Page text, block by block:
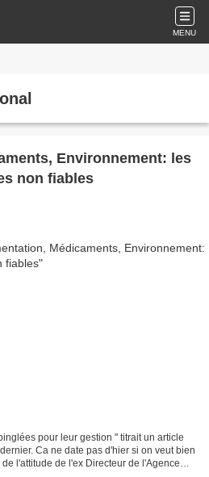
MENU
Environnement: les
non fiables
pour leur gestion " titrait un article
Ca ne date pas d'hier si on veut bien
l'attitude de l'ex Directeur de l'Agence